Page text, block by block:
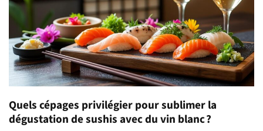
Quels cépages privilégier pour sublimer la
dégustation de sushis avec du vin blanc ?